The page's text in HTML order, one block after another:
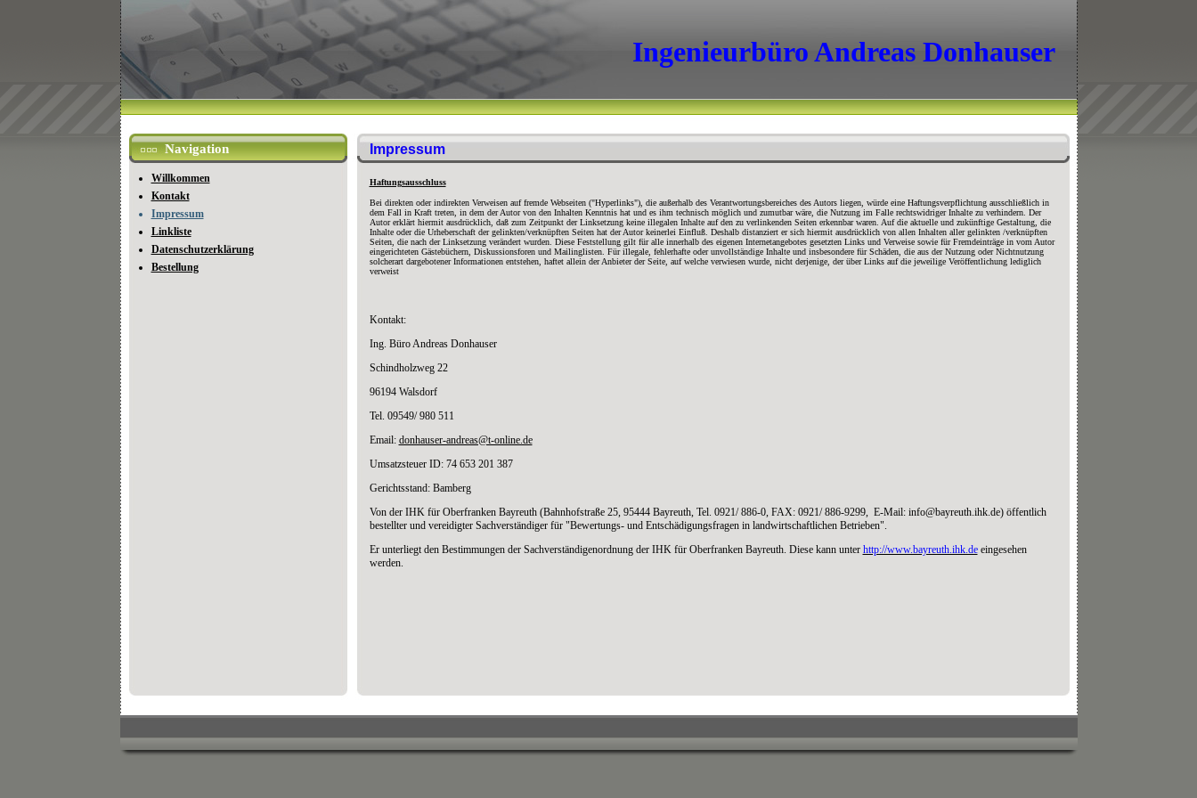
Ingenieurbüro Andreas Donhauser
Navigation
Willkommen
Kontakt
Impressum
Linkliste
Datenschutzerklärung
Bestellung
Impressum
Haftungsausschluss
Bei direkten oder indirekten Verweisen auf fremde Webseiten ("Hyperlinks"), die außerhalb des Verantwortungsbereiches des Autors liegen, würde eine Haftungsverpflichtung ausschließlich in
dem Fall in Kraft treten, in dem der Autor von den Inhalten Kenntnis hat und es ihm technisch möglich und zumutbar wäre, die Nutzung im Falle rechtswidriger Inhalte zu verhindern. Der
Autor erklärt hiermit ausdrücklich, daß zum Zeitpunkt der Linksetzung keine illegalen Inhalte auf den zu verlinkenden Seiten erkennbar waren. Auf die aktuelle und zukünftige Gestaltung, die
Inhalte oder die Urheberschaft der gelinkten/verknüpften Seiten hat der Autor keinerlei Einfluß. Deshalb distanziert er sich hiermit ausdrücklich von allen Inhalten aller gelinkten /verknüpften
Seiten, die nach der Linksetzung verändert wurden. Diese Feststellung gilt für alle innerhalb des eigenen Internetangebotes gesetzten Links und Verweise sowie für Fremdeinträge in vom Autor
eingerichteten Gästebüchern, Diskussionsforen und Mailinglisten. Für illegale, fehlerhafte oder unvollständige Inhalte und insbesondere für Schäden, die aus der Nutzung oder Nichtnutzung
solcherart dargebotener Informationen entstehen, haftet allein der Anbieter der Seite, auf welche verwiesen wurde, nicht derjenige, der über Links auf die jeweilige Veröffentlichung lediglich
verweist
Kontakt:
Ing. Büro Andreas Donhauser
Schindholzweg 22
96194 Walsdorf
Tel. 09549/ 980 511
Email: donhauser-andreas@t-online.de
Umsatzsteuer ID: 74 653 201 387
Gerichtsstand: Bamberg
Von der IHK für Oberfranken Bayreuth (Bahnhofstraße 25, 95444 Bayreuth, Tel. 0921/ 886-0, FAX: 0921/ 886-9299, E-Mail: info@bayreuth.ihk.de) öffentlich
bestellter und vereidigter Sachverständiger für "Bewertungs- und Entschädigungsfragen in landwirtschaftlichen Betrieben".
Er unterliegt den Bestimmungen der Sachverständigenordnung der IHK für Oberfranken Bayreuth. Diese kann unter http://www.bayreuth.ihk.de eingesehen
werden.